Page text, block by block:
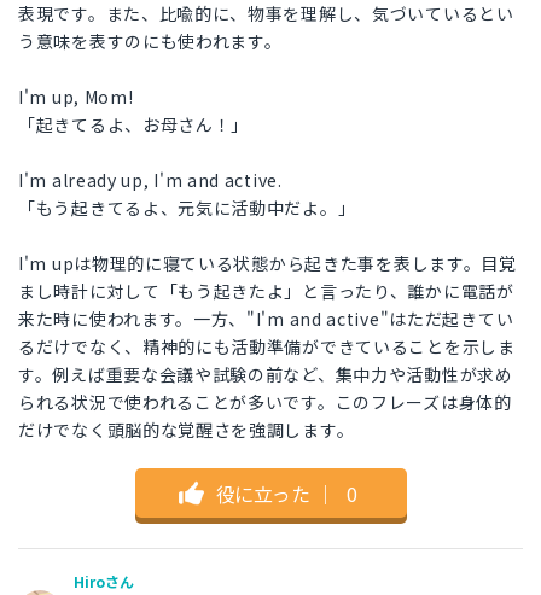
表現です。また、比喩的に、物事を理解し、気づいているとい
う意味を表すのにも使われます。
I'm up, Mom!
「起きてるよ、お母さん！」
I'm already up, I'm and active.
「もう起きてるよ、元気に活動中だよ。」
I'm upは物理的に寝ている状態から起きた事を表します。目覚
まし時計に対して「もう起きたよ」と言ったり、誰かに電話が
来た時に使われます。一方、"I'm and active"はただ起きてい
るだけでなく、精神的にも活動準備ができていることを示しま
す。例えば重要な会議や試験の前など、集中力や活動性が求め
られる状況で使われることが多いです。このフレーズは身体的
だけでなく頭脳的な覚醒さを強調します。
役に立った ｜ 0
Hiroさん